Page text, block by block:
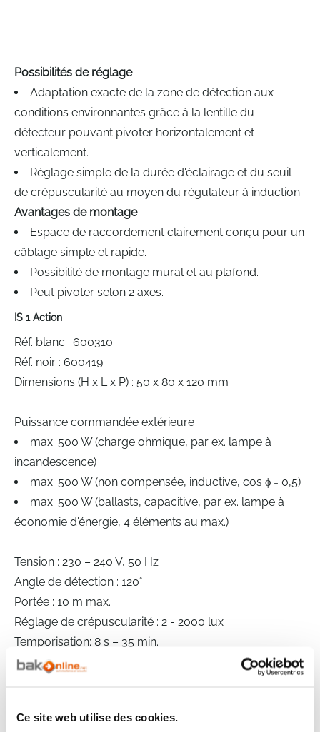
Ce site web utilise des cookies.
Possibilités de réglage
Adaptation exacte de la zone de détection aux
conditions environnantes grâce à la lentille du
détecteur pouvant pivoter horizontalement et
verticalement.
Réglage simple de la durée d'éclairage et du seuil
de crépuscularité au moyen du régulateur à induction.
Avantages de montage
Espace de raccordement clairement conçu pour un
câblage simple et rapide.
Possibilité de montage mural et au plafond.
Peut pivoter selon 2 axes.
IS 1 Action
Réf. blanc : 600310
Réf. noir : 600419
Dimensions (H x L x P) : 50 x 80 x 120 mm
Puissance commandée extérieure
max. 500 W (charge ohmique, par ex. lampe à
incandescence)
max. 500 W (non compensée, inductive, cos ϕ = 0,5)
max. 500 W (ballasts, capacitive, par ex. lampe à
économie d'énergie, 4 éléments au max.)
Tension : 230 – 240 V, 50 Hz
Angle de détection : 120°
Portée : 10 m max.
Réglage de crépuscularité : 2 - 2000 lux
Temporisation: 8 s – 35 min.
Indice de protection : IP 54